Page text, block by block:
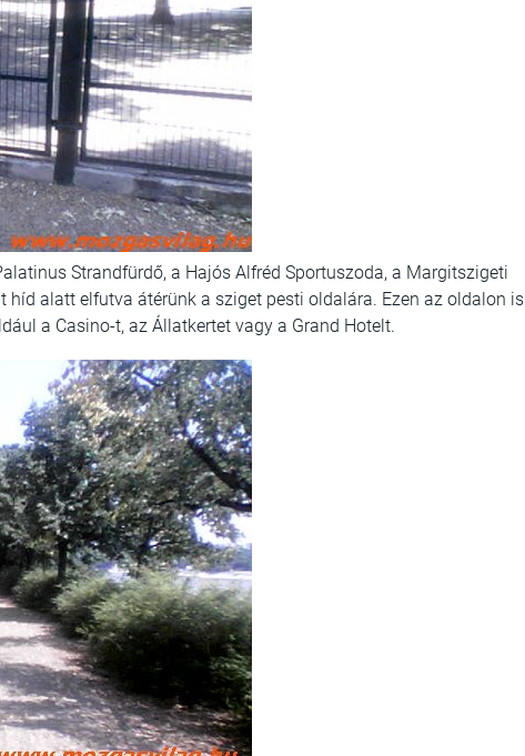
Strandfürdő, a Hajós Alfréd Sportuszoda, a Margitszigeti
híd alatt elfutva átérünk a sziget pesti oldalára. Ezen az oldalon is
a Casino-t, az Állatkertet vagy a Grand Hotelt.